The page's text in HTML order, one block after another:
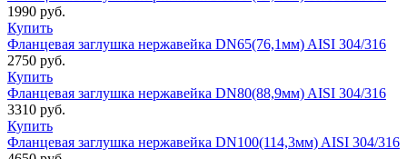
1990 руб.
Купить
Фланцевая заглушка нержавейка DN65(76,1мм) AISI 304/316
2750 руб.
Купить
Фланцевая заглушка нержавейка DN80(88,9мм) AISI 304/316
3310 руб.
Купить
Фланцевая заглушка нержавейка DN100(114,3мм) AISI 304/316